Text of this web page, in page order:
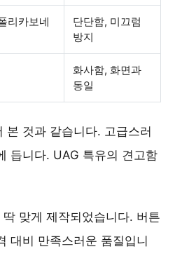
리카보네
단단함, 미끄럼
방지
화사함, 화면과
동일
본 것과 같습니다. 고급스러
듭니다. UAG 특유의 견고함
맞게 제작되었습니다. 버튼
대비 만족스러운 품질입니